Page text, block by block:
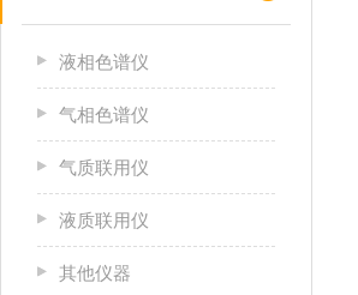
液相色谱仪
气相色谱仪
气质联用仪
液质联用仪
其他仪器